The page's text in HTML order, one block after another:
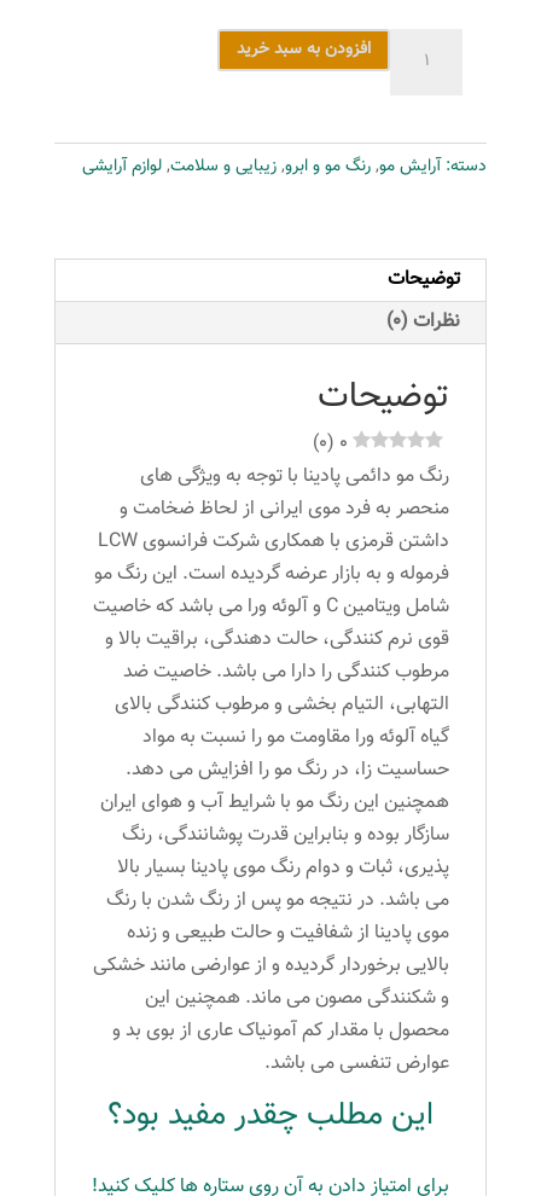
شماره
N7-
حجم
100
میلی
رنگ
بلوند
روشن
عدد
افزودن به سبد خرید
دسته:آرایش مو,رنگ مو و ابرو,زیبایی و سلامت,لوازم آرایشی
توضیحات
نظرات (0)
توضیحات
0
(
0
)
رنگ مو دائمی پادینا با توجه به ویژگی های
منحصر به فرد موی ایرانی از لحاظ ضخامت و
داشتن قرمزی با همکاری شرکت فرانسوی LCW
فرموله و به بازار عرضه گردیده است. این رنگ مو
شامل ویتامین C و آلوئه ورا می باشد که خاصیت
قوی نرم کنندگی، حالت دهندگی، براقیت بالا و
مرطوب کنندگی را دارا می باشد. خاصیت ضد
التهابی، التیام بخشی و مرطوب کنندگی بالای
گیاه آلوئه ورا مقاومت مو را نسبت به مواد
حساسیت زا، در رنگ مو را افزایش می دهد.
همچنین این رنگ مو با شرایط آب و هوای ایران
سازگار بوده و بنابراین قدرت پوشانندگی، رنگ
پذیری، ثبات و دوام رنگ موی پادینا بسیار بالا
می باشد. در نتیجه مو پس از رنگ شدن با رنگ
موی پادینا از شفافیت و حالت طبیعی و زنده
بالایی برخوردار گردیده و از عوارضی مانند خشکی
و شکنندگی مصون می ماند. همچنین این
محصول با مقدار کم آمونیاک عاری از بوی بد و
عوارض تنفسی می باشد.
این مطلب چقدر مفید بود؟
برای امتیاز دادن به آن روی ستاره ها کلیک کنید!